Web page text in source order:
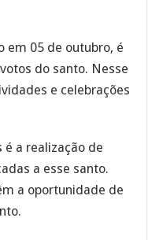
em 05 de outubro, é
do santo. Nesse
e celebrações
a realização de
a esse santo.
a oportunidade de